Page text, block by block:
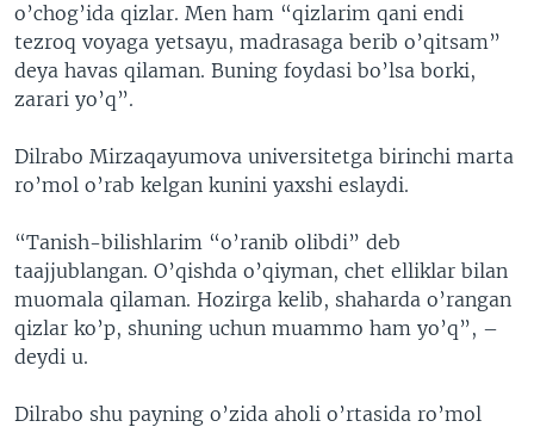
o’chog’ida qizlar. Men ham “qizlarim qani endi
tezroq voyaga yetsayu, madrasaga berib o’qitsam”
deya havas qilaman. Buning foydasi bo’lsa borki,
zarari yo’q”.
Dilrabo Mirzaqayumova universitetga birinchi marta
ro’mol o’rab kelgan kunini yaxshi eslaydi.
“Tanish-bilishlarim “o’ranib olibdi” deb
taajjublangan. O’qishda o’qiyman, chet elliklar bilan
muomala qilaman. Hozirga kelib, shaharda o’rangan
qizlar ko’p, shuning uchun muammo ham yo’q”, –
deydi u.
Dilrabo shu payning o’zida aholi o’rtasida ro’mol